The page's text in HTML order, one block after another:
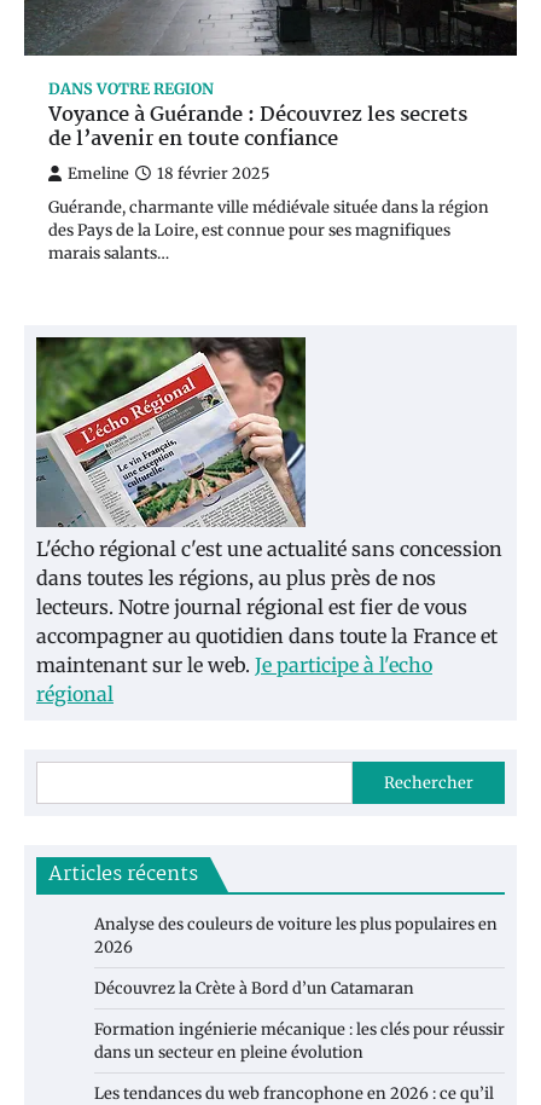
DANS VOTRE REGION
Voyance à Guérande : Découvrez les secrets
de l’avenir en toute confiance
Emeline 18 février 2025
Guérande, charmante ville médiévale située dans la région
des Pays de la Loire, est connue pour ses magnifiques
marais salants…
L'écho régional c'est une actualité sans concession
dans toutes les régions, au plus près de nos
lecteurs. Notre journal régional est fier de vous
accompagner au quotidien dans toute la France et
maintenant sur le web. Je participe à l'echo
régional
Rechercher
Articles récents
Analyse des couleurs de voiture les plus populaires en
2026
Découvrez la Crète à Bord d’un Catamaran
Formation ingénierie mécanique : les clés pour réussir
dans un secteur en pleine évolution
Les tendances du web francophone en 2026 : ce qu’il